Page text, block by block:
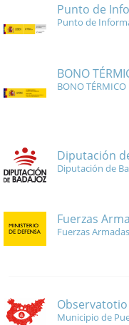
Punto de
Punto de
BONO
BONO TÉRMICO
Diputación
Diputación de
Fuerzas
Fuerzas Armadas
Municipio de